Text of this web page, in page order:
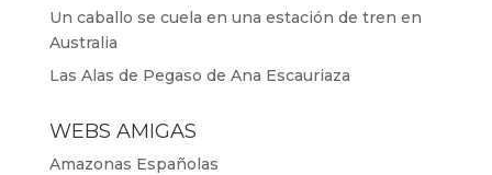
Un caballo se cuela en una estación de tren en
Australia
Las Alas de Pegaso de Ana Escauriaza
WEBS AMIGAS
Amazonas Españolas